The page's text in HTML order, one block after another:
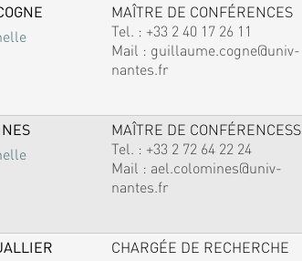
MAÎTRE DE CONFÉRENCES
Tel. : +33 2 40 17 26 11
Mail : guillaume.cogne@univ-
nantes.fr
MAÎTRE DE CONFÉRENCESS
Tel. : +33 2 72 64 22 24
Mail : ael.colomines@univ-
nantes.fr
CHARGÉE DE RECHERCHE